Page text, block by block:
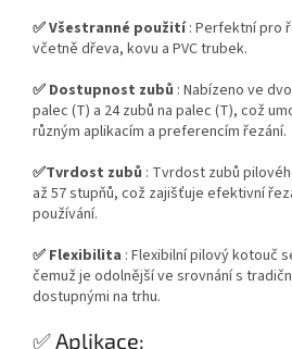
✅ Všestranné použití: Perfektní pro
včetně dřeva, kovu a PVC trubek.
✅ Dostupnost zubů : Nabízeno ve
palec (T) a 24 zubů na palec (T), což
různým aplikacím a preferencím řezání.
✅Tvrdost zubů : Tvrdost zubů
až 57 stupňů, což zajišťuje efektivní
používání.
✅ Flexibilita : Flexibilní pilový kotouč
čemuž je odolnější ve srovnání s
dostupnými na trhu.
✅ Aplikace: